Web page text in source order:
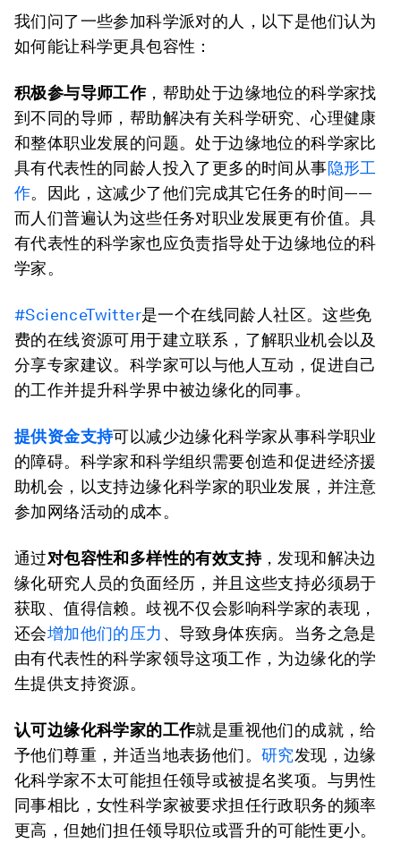
我们问了一些参加科学派对的人，以下是他们认为
如何能让科学更具包容性：
积极参与导师工作，帮助处于边缘地位的科学家找
到不同的导师，帮助解决有关科学研究、心理健康
和整体职业发展的问题。处于边缘地位的科学家比
具有代表性的同龄人投入了更多的时间从事隐形工
作。因此，这减少了他们完成其它任务的时间——
而人们普遍认为这些任务对职业发展更有价值。具
有代表性的科学家也应负责指导处于边缘地位的科
学家。
#ScienceTwitter是一个在线同龄人社区。这些免
费的在线资源可用于建立联系，了解职业机会以及
分享专家建议。科学家可以与他人互动，促进自己
的工作并提升科学界中被边缘化的同事。
提供资金支持可以减少边缘化科学家从事科学职业
的障碍。科学家和科学组织需要创造和促进经济援
助机会，以支持边缘化科学家的职业发展，并注意
参加网络活动的成本。
通过对包容性和多样性的有效支持， 发现和解决边
缘化研究人员的负面经历，并且这些支持必须易于
获取、值得信赖。歧视不仅会影响科学家的表现，
还会增加他们的压力 、导致身体疾病。当务之急是
由有代表性的科学家领导这项工作，为边缘化的学
生提供支持资源。
认可边缘化科学家的工作就是重视他们的成就，给
予他们尊重，并适当地表扬他们。 研究发现，边缘
化科学家不太可能担任领导或被提名奖项。与男性
同事相比，女性科学家被要求担任行政职务的频率
更高，但她们担任领导职位或晋升的可能性更小。